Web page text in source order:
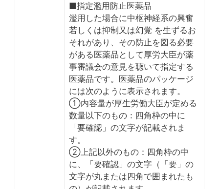
■指定濫用防止医薬品
濫用した場合に中枢神経系の興奮
若しくは抑制又は幻覚 を生ずるお
それがあり、その防止を図る必要
がある医薬品として厚労大臣が薬
事審議会の意見を聴いて指定する
医薬品です。医薬品のパッケージ
には次のように表示されます。
①内容量が厚生労働大臣が定める
数量以下のもの：四角枠の中に
「要確認」の文字が記載されま
す。
②上記以外のもの：四角枠の中
に、「要確認」の文字（「要」の
文字が丸または四角で囲まれたも